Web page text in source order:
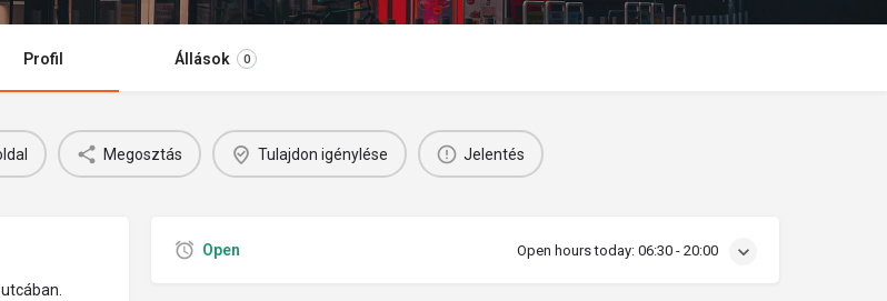
Profil Állások 0
Megosztás Tulajdon igénylése Jelentés
Open Open hours today: 06:30 - 20:00